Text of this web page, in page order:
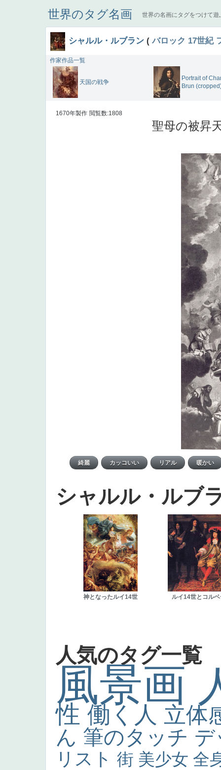
世界のタグ名画 世界の名画にタグをつけて遊
シャルル・ルブラン (バロック 17世紀
作家作品一覧
天国の戦争
Portrait of
Brun
1670年製作 閲覧数:1808
聖母の被昇
シャルル・ルブ
神となったルイ14世 ルイ14世とコル
人気のタグ一覧
風景画
性 働く人 立体
ん 筆のタッチ
リスト 街 美少女 全